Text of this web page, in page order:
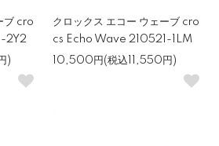
ブ cro
2Y2
)
クロックス エコー ウェーブ cro
cs Echo Wave 210521-1LM
10,500円(税込11,550円)